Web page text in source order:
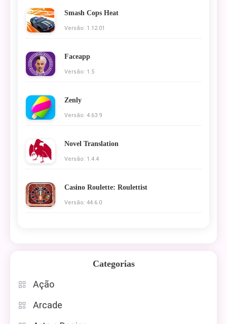
Smash Cops Heat
Versão: 1.12.01
Faceapp
Versão: 1.5
Zenly
Versão: 4.63.9
Novel Translation
Versão: 1.4.4
Casino Roulette: Roulettist
Versão: 44.6.0
Categorias
Ação
Arcade